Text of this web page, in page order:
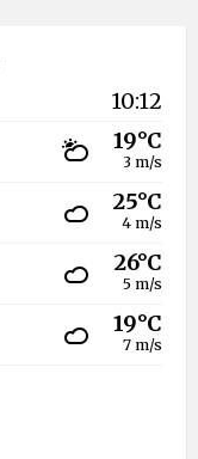
10:12
19°C
3 m/s
25°C
4 m/s
26°C
5 m/s
19°C
7 m/s